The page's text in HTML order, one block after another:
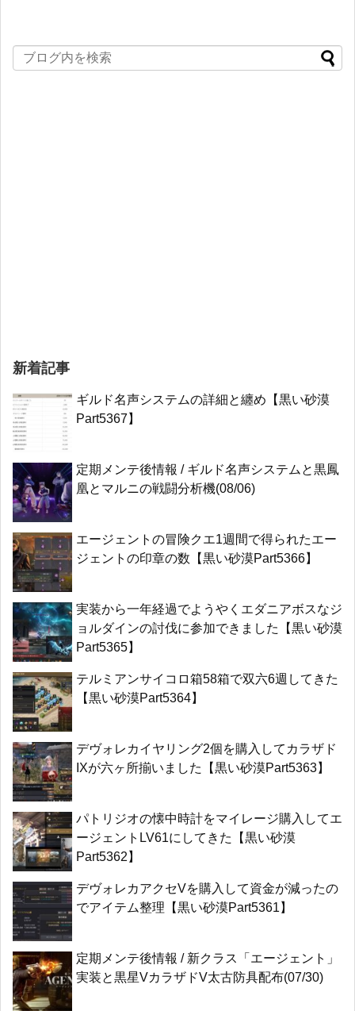
新着記事
ギルド名声システムの詳細と纏め【黒い砂漠
Part5367】
定期メンテ後情報 / ギルド名声システムと黒鳳
凰とマルニの戦闘分析機(08/06)
エージェントの冒険クエ1週間で得られたエー
ジェントの印章の数【黒い砂漠Part5366】
実装から一年経過でようやくエダニアボスなジ
ョルダインの討伐に参加できました【黒い砂漠
Part5365】
テルミアンサイコロ箱58箱で双六6週してきた
【黒い砂漠Part5364】
デヴォレカイヤリング2個を購入してカラザド
IXが六ヶ所揃いました【黒い砂漠Part5363】
パトリジオの懐中時計をマイレージ購入してエ
ージェントLV61にしてきた【黒い砂漠
Part5362】
デヴォレカアクセVを購入して資金が減ったの
でアイテム整理【黒い砂漠Part5361】
定期メンテ後情報 / 新クラス「エージェント」
実装と黒星VカラザドV太古防具配布(07/30)